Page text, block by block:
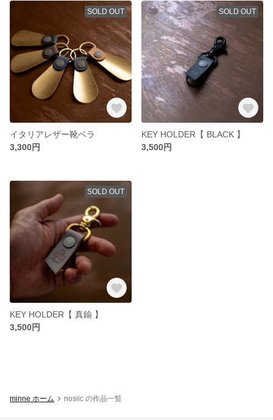
SOLD OUT
イタリアレザー靴ベラ
3,300円
SOLD OUT
KEY HOLDER【 BLACK 】
3,500円
SOLD OUT
KEY HOLDER【 真鍮 】
3,500円
minne ホーム nosiic の作品一覧